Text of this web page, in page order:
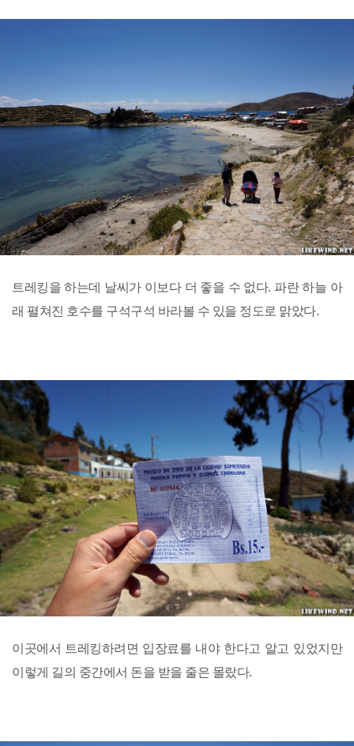
트레킹을 하는데 날씨가 이보다 더 좋을 수 없다. 파란 하늘 아
래 펼쳐진 호수를 구석구석 바라볼 수 있을 정도로 맑았다.
이곳에서 트레킹하려면 입장료를 내야 한다고 알고 있었지만
이렇게 길의 중간에서 돈을 받을 줄은 몰랐다.